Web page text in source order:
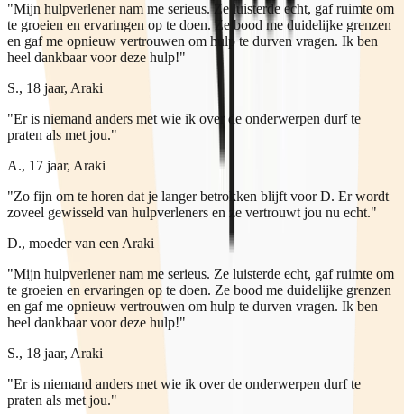
"Mijn hulpverlener nam me serieus. Ze luisterde echt, gaf ruimte om
te groeien en ervaringen op te doen. Ze bood me duidelijke grenzen
en gaf me opnieuw vertrouwen om hulp te durven vragen. Ik ben
heel dankbaar voor deze hulp!"
S., 18 jaar, Araki
"Er is niemand anders met wie ik over de onderwerpen durf te
praten als met jou."
A., 17 jaar, Araki
"Zo fijn om te horen dat je langer betrokken blijft voor D. Er wordt
zoveel gewisseld van hulpverleners en ze vertrouwt jou nu echt."
D., moeder van een Araki
"Mijn hulpverlener nam me serieus. Ze luisterde echt, gaf ruimte om
te groeien en ervaringen op te doen. Ze bood me duidelijke grenzen
en gaf me opnieuw vertrouwen om hulp te durven vragen. Ik ben
heel dankbaar voor deze hulp!"
S., 18 jaar, Araki
"Er is niemand anders met wie ik over de onderwerpen durf te
praten als met jou."